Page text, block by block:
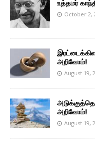
உத்தமர்
October 2,
அறிவோம்!
August 19,
அறிவோம்!
August 19,